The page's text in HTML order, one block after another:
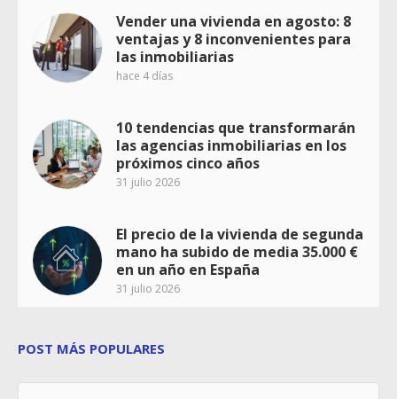
Vender una vivienda en agosto: 8
ventajas y 8 inconvenientes para
las inmobiliarias
hace 4 días
10 tendencias que transformarán
las agencias inmobiliarias en los
próximos cinco años
31 julio 2026
El precio de la vivienda de segunda
mano ha subido de media 35.000 €
en un año en España
31 julio 2026
POST MÁS POPULARES